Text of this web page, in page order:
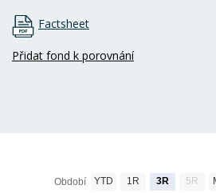
Factsheet
Přidat fond k porovnání
Období YTD 1R 3R 5R